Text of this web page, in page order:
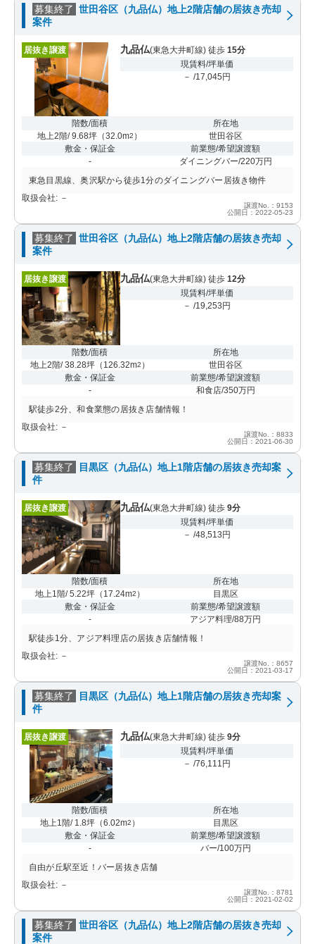
募集終了 世田谷区（九品仏）地上2階店舗の居抜き売却
案件
居抜き譲渡 九品仏(東急大井町線) 徒歩 15分
現賃料/坪単価
－ /17,045円
階数/面積
地上2階/ 9.68坪 （32.0m2 ）
所在地
世田谷区
敷金・保証金
-
前業態/希望譲渡額
ダイニングバー/220万円
東急目黒線、奥沢駅から徒歩1分のダイニングバー居抜き物件
取扱会社: －
譲渡No.：9153
公開日：2022-05-23
募集終了 世田谷区（九品仏）地上2階店舗の居抜き売却
案件
居抜き譲渡 九品仏(東急大井町線) 徒歩 12分
現賃料/坪単価
－ /19,253円
階数/面積
地上2階/ 38.28坪（ 126.32m2 ）
所在地
世田谷区
敷金・保証金
-
前業態/希望譲渡額
和食店/350万円
駅徒歩2分、和食業態の居抜き店舗情報！
取扱会社: －
譲渡No.：8833
公開日：2021-06-30
募集終了
目黒区（九品仏）地上1階店舗の居抜き売却案
件
居抜き譲渡 九品仏(東急大井町線) 徒歩 9分
現賃料/坪単価
－ /48,513円
階数/面積
地上1階/ 5.22坪（ 17.24m2 ）
所在地
目黒区
敷金・保証金
-
前業態/希望譲渡額
アジア料理/88万円
駅徒歩1分、アジア料理店の居抜き店舗情報！
取扱会社: －
譲渡No.：8657
公開日：2021-03-17
募集終了
目黒区（九品仏）地上1階店舗の居抜き売却案
件
居抜き譲渡 九品仏(東急大井町線) 徒歩 9分
現賃料/坪単価
－ /76,111円
階数/面積
地上1階/ 1.8坪（6.02m2 ）
所在地
目黒区
敷金・保証金
-
前業態/希望譲渡額
バー/100万円
自由が丘駅至近！バー居抜き店舗
取扱会社: －
譲渡No.：8781
公開日：2021-02-02
募集終了 世田谷区（九品仏）地上2階店舗の居抜き売却
案件